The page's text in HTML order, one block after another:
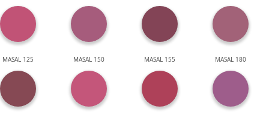
MASAL 125 MASAL 150 MASAL 155 MASAL 180